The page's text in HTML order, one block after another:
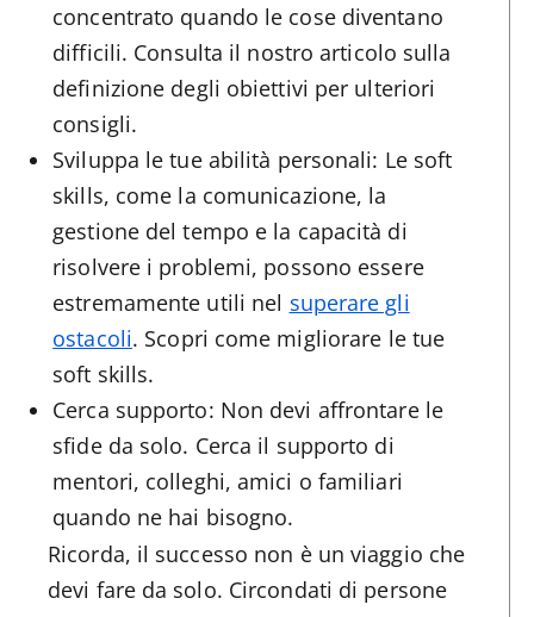
concentrato quando le cose diventano
difficili. Consulta il nostro articolo sulla
definizione degli obiettivi per ulteriori
consigli.
Sviluppa le tue abilità personali: Le soft
skills, come la comunicazione, la
gestione del tempo e la capacità di
risolvere i problemi, possono essere
estremamente utili nel superare gli
ostacoli. Scopri come migliorare le tue
soft skills.
Cerca supporto: Non devi affrontare le
sfide da solo. Cerca il supporto di
mentori, colleghi, amici o familiari
quando ne hai bisogno.
Ricorda, il successo non è un viaggio che
devi fare da solo. Circondati di persone